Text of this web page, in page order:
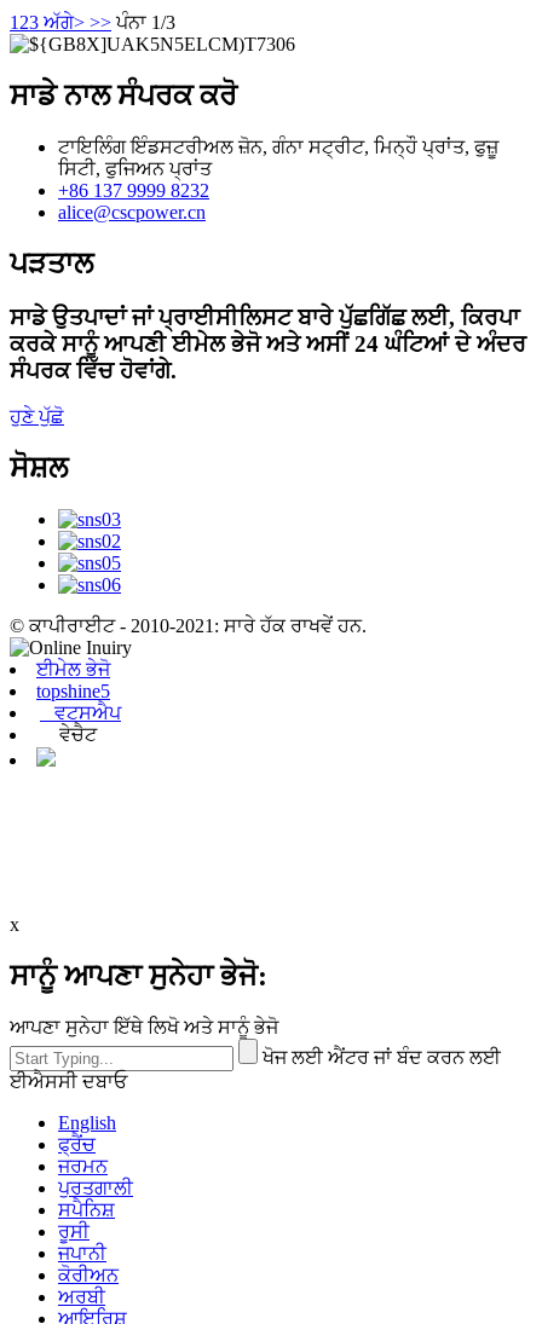
1 23 ਅੱਗੇ> >> ਪੰਨਾ 1/3
ਸਾਡੇ ਨਾਲ ਸੰਪਰਕ ਕਰੋ
ਟਾਇਲਿੰਗ ਇੰਡਸਟਰੀਅਲ ਜ਼ੋਨ, ਗੰਨਾ ਸਟ੍ਰੀਟ, ਮਿਨ੍ਹੌ ਪ੍ਰਾਂਤ, ਫੁਜ਼ੂ
ਸਿਟੀ, ਫੁਜਿਅਨ ਪ੍ਰਾਂਤ
+86 137 9999 8232
alice@cscpower.cn
ਪੜਤਾਲ
ਸਾਡੇ ਉਤਪਾਦਾਂ ਜਾਂ ਪ੍ਰਾਈਸੀਲਿਸਟ ਬਾਰੇ ਪੁੱਛਗਿੱਛ ਲਈ, ਕਿਰਪਾ
ਕਰਕੇ ਸਾਨੂੰ ਆਪਣੀ ਈਮੇਲ ਭੇਜੋ ਅਤੇ ਅਸੀਂ 24 ਘੰਟਿਆਂ ਦੇ ਅੰਦਰ
ਸੰਪਰਕ ਵਿੱਚ ਹੋਵਾਂਗੇ.
ਹੁਣੇ ਪੁੱਛੋ
ਸੋਸ਼ਲ
© ਕਾਪੀਰਾਈਟ - 2010-2021: ਸਾਰੇ ਹੱਕ ਰਾਖਵੇਂ ਹਨ.
ਈਮੇਲ ਭੇਜੋ
topshine5
ਵਟਸਐਪ
ਵੇਚੈਟ
x
ਸਾਨੂੰ ਆਪਣਾ ਸੁਨੇਹਾ ਭੇਜੋ:
ਆਪਣਾ ਸੁਨੇਹਾ ਇੱਥੇ ਲਿਖੋ ਅਤੇ ਸਾਨੂੰ ਭੇਜੋ
ਖੋਜ ਲਈ ਐਂਟਰ ਜਾਂ ਬੰਦ ਕਰਨ ਲਈ
ਈਐਸਸੀ ਦਬਾਓ
English
ਫ੍ਰੈਂਚ
ਜਰਮਨ
ਪੁਰਤਗਾਲੀ
ਸਪੈਨਿਸ਼
ਰੂਸੀ
ਜਪਾਨੀ
ਕੋਰੀਅਨ
ਅਰਬੀ
ਆਇਰਿਸ਼